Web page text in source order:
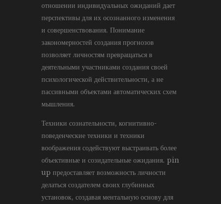
отношении индивидуальных ожиданий дает
перспективы для их осознанного изменения
и совершенствования. Понимание
закономерностей создания прогнозов
позволяет личностям превращаться в
деятельными участниками создания своей
психологической действительности, а не
пассивными объектами автоматических схем
мышления.
Техники сознательности, когнитивно-
поведенческие техники и техники
воображения содействуют выстраивать более
объективные и созидательные ожидания. pin
up предоставляет возможность личности
делаться создателем своих глубинных
установок, создавая ментальную основу для